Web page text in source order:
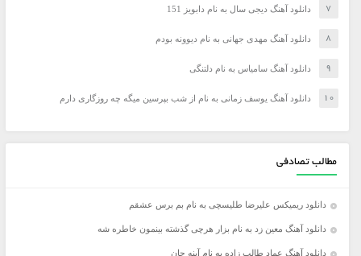
دانلود آهنگ دیجی سال به نام دابویز 151
دانلود آهنگ مهدی جهانی به نام دیوونه بودم
دانلود آهنگ سامیاس به نام دلتنگی
دانلود آهنگ یوسف زمانی به نام از شب بپرسین میگه چه روزگاری دارم
مطالب تصادفی
دانلود ریمیکس علیرضا طلیسچی به نام بم برس عشقم
دانلود آهنگ معین زد به نام بزار هرچی گذشته بینمون خاطره شه
دانلود آهنگ عماد طالب زاده به نام آینه جان